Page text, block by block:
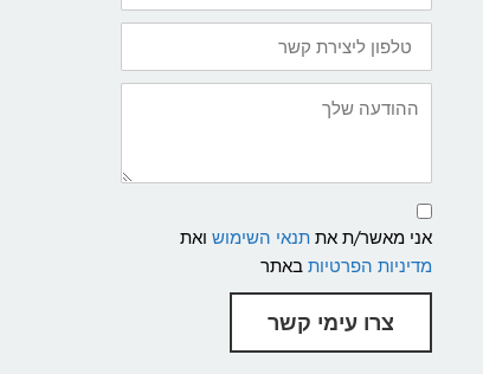
טלפון
ליצירת
קשר:
ההודעה
שלך
תנאי
שימוש
ומדיניות
פרטיות
אני מאשר/ת אתתנאי השימוש ואת
מדיניות הפרטיות באתר
צרו עימי קשר